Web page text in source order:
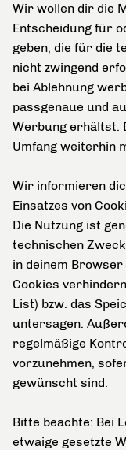
Wir wollen dir die
Entscheidung für
geben, die für die
nicht zwingend
bei Ablehnung
passgenaue und
Werbung erhältst.
Umfang weiterhin
Wir informieren
Einsatzes von
Die Nutzung ist
technischen
in deinem
Cookies
List) bzw. das
untersagen.
regelmäßige
vorzunehmen,
gewünscht sind.
Bitte beachte: Bei
etwaige gesetzte